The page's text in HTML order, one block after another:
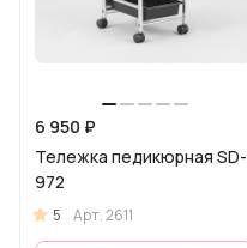
6 950 ₽
Тележка педикюрная SD-
972
5 Арт.2611